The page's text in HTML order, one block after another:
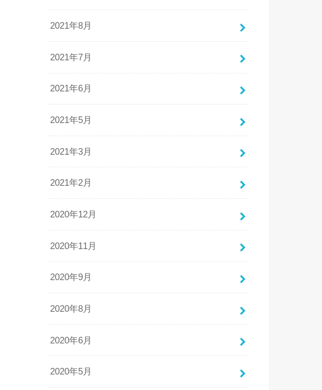
2021年8月
2021年7月
2021年6月
2021年5月
2021年3月
2021年2月
2020年12月
2020年11月
2020年9月
2020年8月
2020年6月
2020年5月